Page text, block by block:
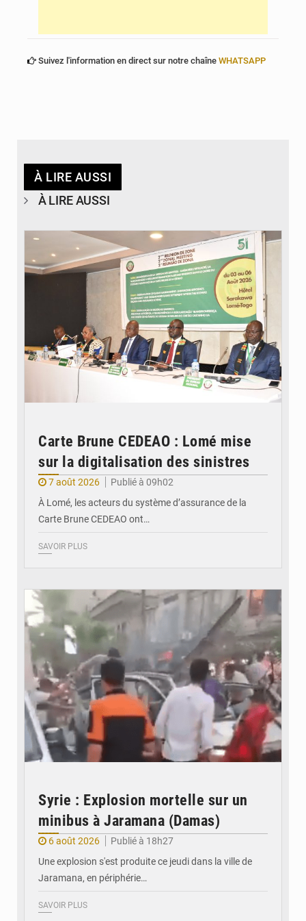
Suivez l'information en direct sur notre chaîne WHATSAPP
À LIRE AUSSI
À LIRE AUSSI
Carte Brune CEDEAO : Lomé mise
sur la digitalisation des sinistres
7 août 2026
Publié à 09h02
À Lomé, les acteurs du système d’assurance de la
Carte Brune CEDEAO ont…
SAVOIR PLUS
Syrie : Explosion mortelle sur un
minibus à Jaramana (Damas)
6 août 2026
Publié à 18h27
Une explosion s'est produite ce jeudi dans la ville de
Jaramana, en périphérie…
SAVOIR PLUS